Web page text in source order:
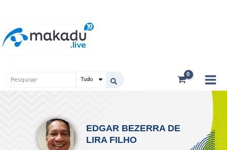
conteúdo
Pesquisar
EDGAR BEZERRA DE
LIRA FILHO